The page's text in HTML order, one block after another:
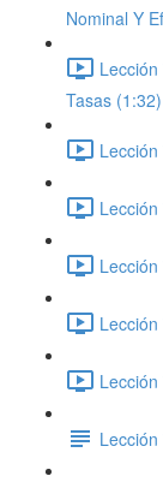
Nominal Y
Tasas (1:32)